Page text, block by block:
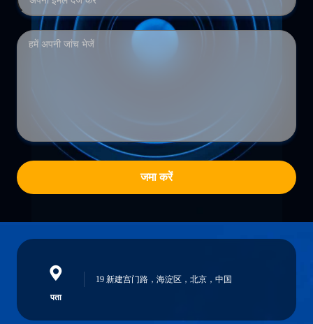
जमा करें
पता
19 新建宫门路，海淀区，北京，中国